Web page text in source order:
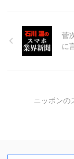
菅
に
ニッポンの